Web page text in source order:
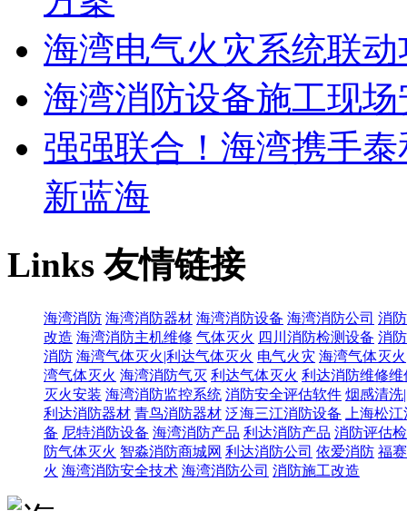
海湾电气火灾系统联
海湾消防设备施工现
强强联合！海湾携手
新蓝海
Links友情链接
海湾消防 海湾消防器材 海湾消防设备 海湾消防公司 消
改造 海湾消防主机维修 气体灭火 四川消防检测设备 消
消防 海湾气体灭火|利达气体灭火 电气火灾 海湾气体灭
湾气体灭火 海湾消防气灭 利达气体灭火 利达消防维修维
灭火安装 海湾消防监控系统 消防安全评估软件 烟感清洗
利达消防器材 青鸟消防器材 泛海三江消防设备
上海松
备 尼特消防设备 海湾消防产品 利达消防产品 消防评估
防气体灭火 智淼消防商城网 利达消防公司 依爱消防 福
火 海湾消防安全技术 海湾消防公司 消防施工改造